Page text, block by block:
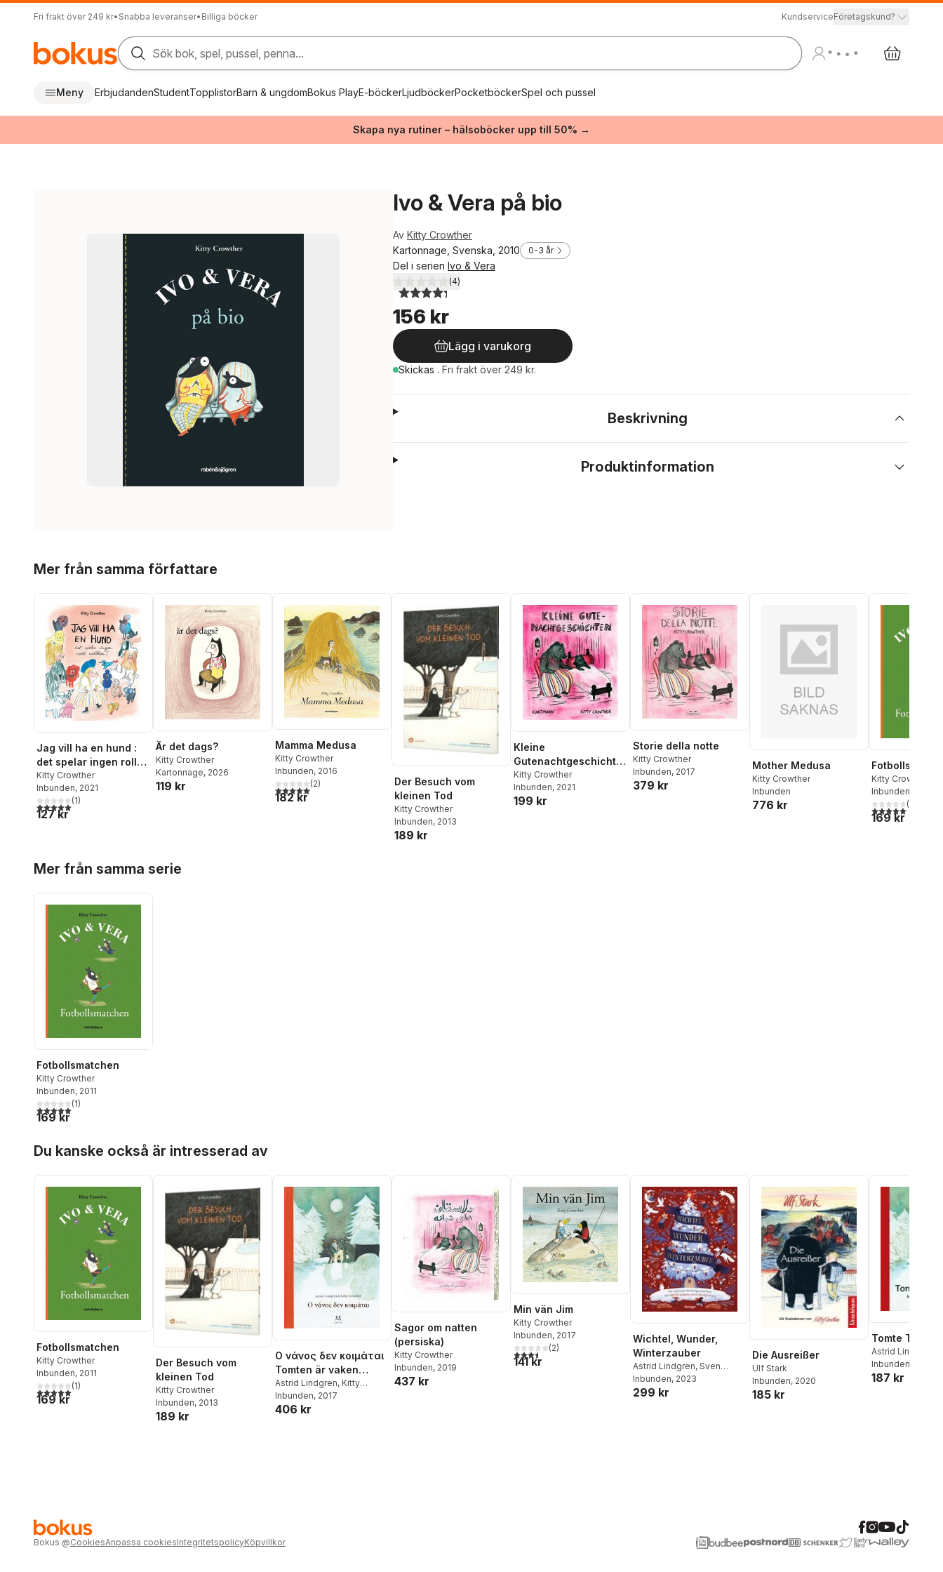
Fri frakt över 249 kr• Snabba leveranser• Billiga böcker KundserviceFöretagskund?
Sök bok, spel, pussel, penna...
Meny ErbjudandenStudentTopplistorBarn & ungdomBokus PlayE-böckerLjudböckerPocketböckerSpel och pussel
Skapa nya rutiner – hälsoböcker upp till 50% →
Ivo & Vera på bio
Av Kitty Crowther
Kartonnage, Svenska, 2010
0-3 år
Del i serien Ivo & Vera
4,3utav 5 stjärnor. Totalt antal röster:
(4)
156 kr
Lägg i varukorg
Skickas . Fri frakt över 249 kr.
Beskrivning
Produktinformation
Mer från samma författare
Jag vill ha en hund :
det spelar ingen roll
vilken!
Kitty Crowther
Inbunden, 2021
5,0utav 5 stjärnor. Totalt antal röster:
(1)
127 kr
Är det dags?
Kitty Crowther
Kartonnage, 2026
119 kr
Mamma Medusa
Kitty Crowther
Inbunden, 2016
5,0utav 5 stjärnor. Totalt antal röster:
(2)
182 kr
Der Besuch vom
kleinen Tod
Kitty Crowther
Inbunden, 2013
189 kr
Kleine
Gutenachtgeschichte
n
Kitty Crowther
Inbunden, 2021
199 kr
Storie della notte
Kitty Crowther
Inbunden, 2017
379 kr
Mother Medusa
Kitty Crowther
Inbunden
776 kr
Kitty Crowther
Inbunden
5,0utav 5(
169 kr
Mer från samma serie
Fotbollsmatchen
Kitty Crowther
Inbunden, 2011
5,0utav 5 stjärnor. Totalt antal röster:
(1)
169 kr
Du kanske också är intresserad av
Fotbollsmatchen
Kitty Crowther
Inbunden, 2011
5,0utav 5 stjärnor. Totalt antal röster:
(1)
169 kr
Der Besuch vom
kleinen Tod
Kitty Crowther
Inbunden, 2013
189 kr
Ο νάνος δεν κοιμάται
Tomten är vaken
(Grekiska)
Astrid Lindgren, Kitty
Crowther
Inbunden, 2017
406 kr
Sagor om natten
(persiska)
Kitty Crowther
Inbunden, 2019
437 kr
Min vän Jim
Kitty Crowther
Inbunden, 2017
3,5utav 5 stjärnor. Totalt antal röster:
(2)
141 kr
Wichtel, Wunder,
Winterzauber
Astrid Lindgren, Sven
Nordqvist ,Susanne Lütje
Betina Gotzen-Beek
Inbunden, 2023
299 kr
Die Ausreißer
Ulf Stark
Inbunden, 2020
185 kr
Tomte
Astrid Lindgren
Inbunden
187 kr
Bokus @CookiesAnpassa cookiesIntegritetspolicyKöpvillkor